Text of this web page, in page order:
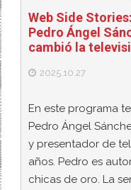
Web Side
Pedro Ángel
cambió la
2025.10.27
En este programa
Pedro Ángel
y presentador de
años. Pedro es
chicas de oro. La